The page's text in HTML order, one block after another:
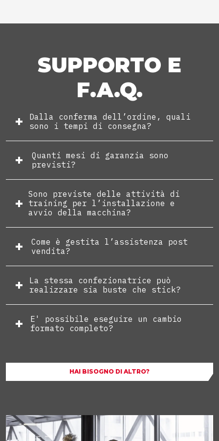
SUPPORTO E
F.A.Q.
Dalla conferma dell’ordine, quali
sono i tempi di consegna?
Quanti mesi di garanzia sono
previsti?
Sono previste delle attività di
training per l’installazione e
avvio della macchina?
Come è gestita l’assistenza post
vendita?
La stessa confezionatrice può
realizzare sia buste che stick?
E' possibile eseguire un cambio
formato completo?
HAI BISOGNO DI ALTRO?